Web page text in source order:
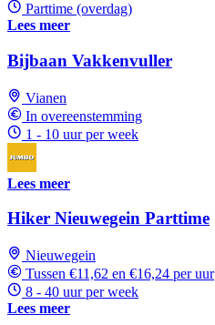
Parttime (overdag)
Lees meer
Bijbaan Vakkenvuller
Vianen
In overeenstemming
1 - 10 uur per week
Lees meer
Hiker Nieuwegein Parttime
Nieuwegein
Tussen €11,62 en €16,24 per uur
8 - 40 uur per week
Lees meer